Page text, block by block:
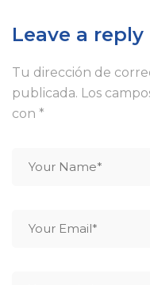
Leave a reply
Tu dirección de
publicada. Los
con *